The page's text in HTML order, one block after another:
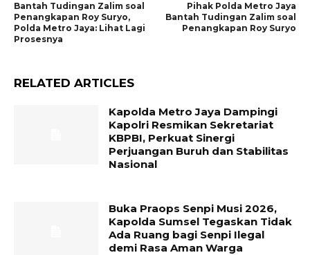
Bantah Tudingan Zalim soal
Penangkapan Roy Suryo,
Polda Metro Jaya: Lihat Lagi
Prosesnya
Pihak Polda Metro Jaya
Bantah Tudingan Zalim soal
Penangkapan Roy Suryo
RELATED ARTICLES
Kapolda Metro Jaya Dampingi
Kapolri Resmikan Sekretariat
KBPBI, Perkuat Sinergi
Perjuangan Buruh dan Stabilitas
Nasional
Buka Praops Senpi Musi 2026,
Kapolda Sumsel Tegaskan Tidak
Ada Ruang bagi Senpi Ilegal
demi Rasa Aman Warga